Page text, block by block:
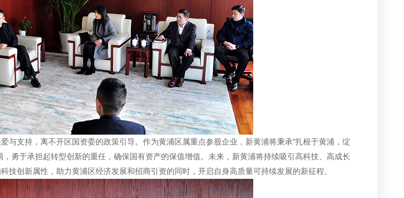
与支持，离不开区国资委的政策引导。作为黄浦区属重点参股企业，新黄浦将秉承“扎根于黄浦，绽
勇于承担起转型创新的重任，确保国有资产的保值增值。未来，新黄浦将持续吸引高科技、高成长
技创新属性，助力黄浦区经济发展和招商引资的同时，开启自身高质量可持续发展的新征程。